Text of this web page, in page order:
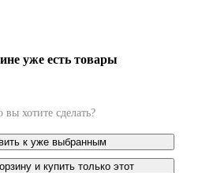
уже есть товары
вы хотите сделать?
к уже выбранным
и купить только этот